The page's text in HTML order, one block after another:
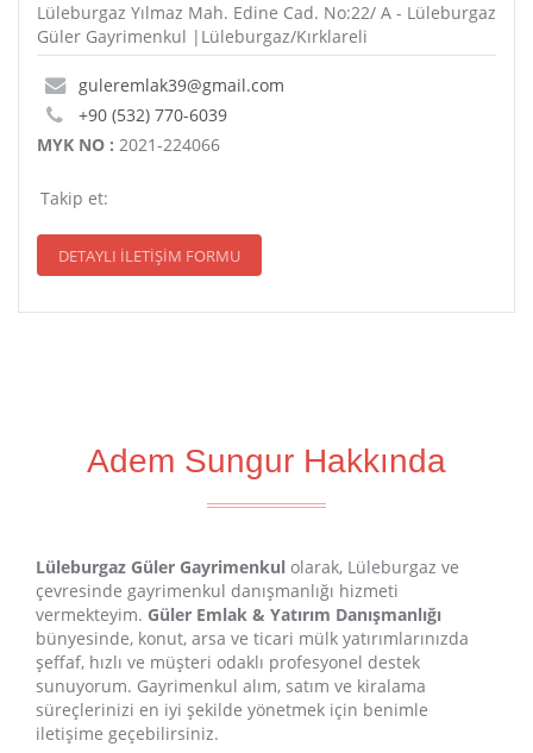
Lüleburgaz Yılmaz Mah. Edine Cad. No:22/ A - Lüleburgaz
Güler Gayrimenkul |Lüleburgaz/Kırklareli
guleremlak39@gmail.com
+90 (532) 770-6039
MYK NO : 2021-224066
Takip et:
DETAYLI İLETİŞİM FORMU
Adem Sungur Hakkında
Lüleburgaz Güler Gayrimenkul olarak, Lüleburgaz ve
çevresinde gayrimenkul danışmanlığı hizmeti
vermekteyim. Güler Emlak & Yatırım Danışmanlığı
bünyesinde, konut, arsa ve ticari mülk yatırımlarınızda
şeffaf, hızlı ve müşteri odaklı profesyonel destek
sunuyorum. Gayrimenkul alım, satım ve kiralama
süreçlerinizi en iyi şekilde yönetmek için benimle
iletişime geçebilirsiniz.